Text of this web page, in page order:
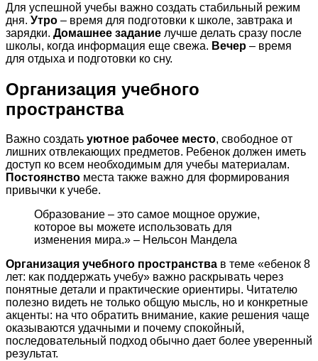
Для успешной учебы важно создать стабильный режим
дня. Утро – время для подготовки к школе, завтрака и
зарядки. Домашнее задание лучше делать сразу после
школы, когда информация еще свежа. Вечер – время
для отдыха и подготовки ко сну.
Организация учебного
пространства
Важно создать уютное рабочее место, свободное от
лишних отвлекающих предметов. Ребенок должен иметь
доступ ко всем необходимым для учебы материалам.
Постоянство места также важно для формирования
привычки к учебе.
Образование – это самое мощное оружие,
которое вы можете использовать для
изменения мира.» – Нельсон Мандела
Организация учебного пространства в теме «ебенок 8
лет: как поддержать учебу» важно раскрывать через
понятные детали и практические ориентиры. Читателю
полезно видеть не только общую мысль, но и конкретные
акценты: на что обратить внимание, какие решения чаще
оказываются удачными и почему спокойный,
последовательный подход обычно дает более уверенный
результат.